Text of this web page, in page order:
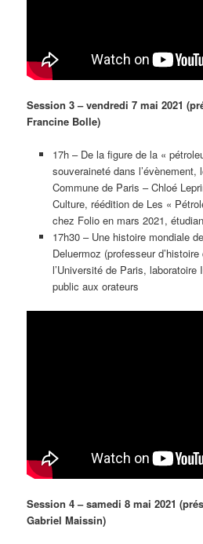
Session 3 – vendredi 7 mai 2021
Francine Bolle)
17h – De la figure de la «
souveraineté dans
Commune de Paris – Chloé
Culture, réédition de Les «
chez Folio en mars 2021,
17h30 – Une histoire mondiale
Deluermoz (professeur
l’Université de Paris, laboratoire
public aux orateurs
Session 4 – samedi 8 mai 2021
Gabriel Maissin)